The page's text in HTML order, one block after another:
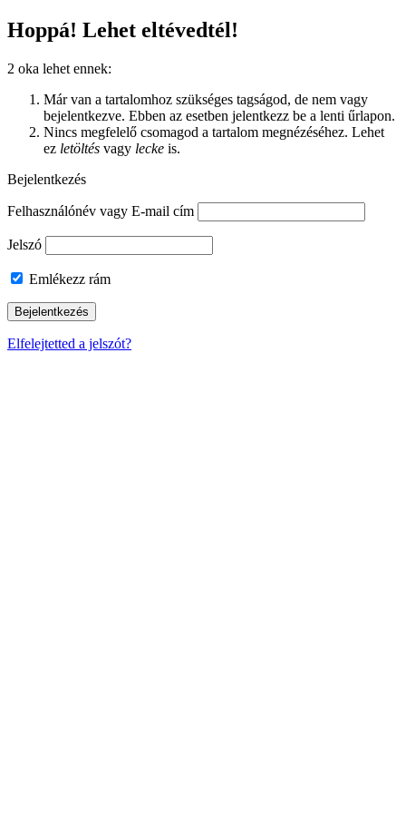
Hoppá! Lehet eltévedtél!
2 oka lehet ennek:
Már van a tartalomhoz szükséges tagságod, de nem vagy
bejelentkezve. Ebben az esetben jelentkezz be a lenti űrlapon.
Nincs megfelelő csomagod a tartalom megnézéséhez. Lehet
ez letöltés vagy lecke is.
Bejelentkezés
Felhasználónév vagy E-mail cím
Jelszó
Emlékezz rám
Elfelejtetted a jelszót?